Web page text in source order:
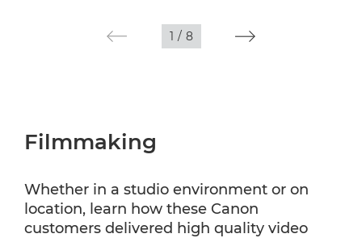
1 / 8
Filmmaking
Whether in a studio environment or on
location, learn how these Canon
customers delivered high quality video